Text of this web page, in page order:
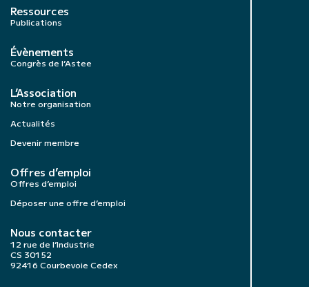
Ressources
Publications
Évènements
Congrès de l’Astee
L’Association
Notre organisation
Actualités
Devenir membre
Offres d’emploi
Offres d’emploi
Déposer une offre d’emploi
Nous contacter
12 rue de l’Industrie
CS 30152
92416 Courbevoie Cedex